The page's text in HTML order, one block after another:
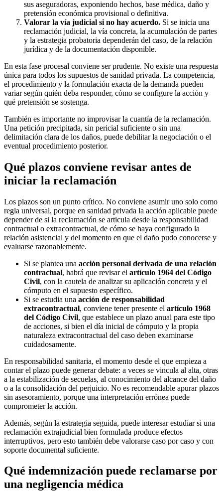
sus aseguradoras, exponiendo hechos, base médica, daño y
pretensión económica provisional o definitiva.
Valorar la vía judicial si no hay acuerdo. Si se inicia una
reclamación judicial, la vía concreta, la acumulación de partes
y la estrategia probatoria dependerán del caso, de la relación
jurídica y de la documentación disponible.
En esta fase procesal conviene ser prudente. No existe una respuesta
única para todos los supuestos de sanidad privada. La competencia,
el procedimiento y la formulación exacta de la demanda pueden
variar según quién deba responder, cómo se configure la acción y
qué pretensión se sostenga.
También es importante no improvisar la cuantía de la reclamación.
Una petición precipitada, sin pericial suficiente o sin una
delimitación clara de los daños, puede debilitar la negociación o el
eventual procedimiento posterior.
Qué plazos conviene revisar antes de
iniciar la reclamación
Los plazos son un punto crítico. No conviene asumir uno solo como
regla universal, porque en sanidad privada la acción aplicable puede
depender de si la reclamación se articula desde la responsabilidad
contractual o extracontractual, de cómo se haya configurado la
relación asistencial y del momento en que el daño pudo conocerse y
evaluarse razonablemente.
Si se plantea una acción personal derivada de una relación
contractual, habrá que revisar el artículo 1964 del Código
Civil, con la cautela de analizar su aplicación concreta y el
cómputo en el supuesto específico.
Si se estudia una acción de responsabilidad
extracontractual, conviene tener presente el artículo 1968
del Código Civil, que establece un plazo anual para este tipo
de acciones, si bien el día inicial de cómputo y la propia
naturaleza extracontractual del caso deben examinarse
cuidadosamente.
En responsabilidad sanitaria, el momento desde el que empieza a
contar el plazo puede generar debate: a veces se vincula al alta, otras
a la estabilización de secuelas, al conocimiento del alcance del daño
o a la consolidación del perjuicio. No es recomendable apurar plazos
sin asesoramiento, porque una interpretación errónea puede
comprometer la acción.
Además, según la estrategia seguida, puede interesar estudiar si una
reclamación extrajudicial bien formulada produce efectos
interruptivos, pero esto también debe valorarse caso por caso y con
soporte documental suficiente.
Qué indemnización puede reclamarse por
una negligencia médica